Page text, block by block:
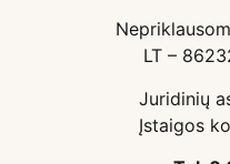
LT –
Juridinių
Įstaigos